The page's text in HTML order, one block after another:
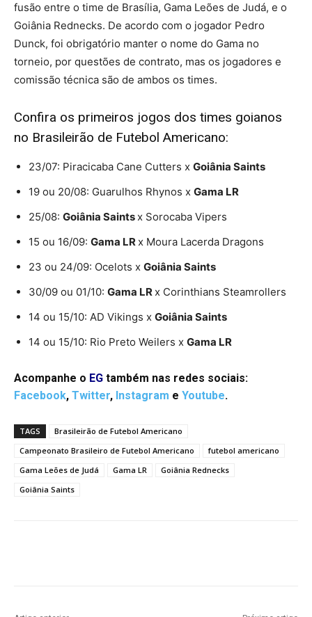
fusão entre o time de Brasília, Gama Leões de Judá, e o
Goiânia Rednecks. De acordo com o jogador Pedro
Dunck, foi obrigatório manter o nome do Gama no
torneio, por questões de contrato, mas os jogadores e
comissão técnica são de ambos os times.
Confira os primeiros jogos dos times goianos
no Brasileirão de Futebol Americano:
23/07: Piracicaba Cane Cutters x Goiânia Saints
19 ou 20/08: Guarulhos Rhynos x Gama LR
25/08: Goiânia Saintsx Sorocaba Vipers
15 ou 16/09: Gama LRx Moura Lacerda Dragons
23 ou 24/09: Ocelots x Goiânia Saints
30/09 ou 01/10: Gama LRx Corinthians Steamrollers
14 ou 15/10: AD Vikings x Goiânia Saints
14 ou 15/10: Rio Preto Weilers x Gama LR
Acompanhe o EG também nas redes sociais:
Facebook, Twitter, Instagram e Youtube.
TAGS
Brasileirão de Futebol Americano
Campeonato Brasileiro de Futebol Americano
futebol americano
Gama Leões de Judá
Gama LR
Goiânia Rednecks
Goiânia Saints